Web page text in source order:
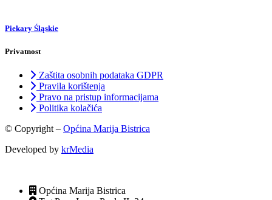
Piekary Śląskie
Privatnost
Zaštita osobnih podataka GDPR
Pravila korištenja
Pravo na pristup informacijama
Politika kolačića
© Copyright – Općina Marija Bistrica
Developed by krMedia
Općina Marija Bistrica